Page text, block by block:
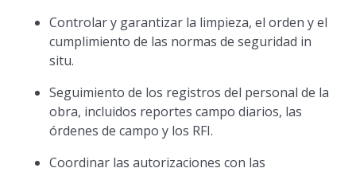
Controlar y garantizar la limpieza, el orden y el
cumplimiento de las normas de seguridad in
situ.
Seguimiento de los registros del personal de la
obra, incluidos reportes campo diarios, las
órdenes de campo y los RFI.
Coordinar las autorizaciones con las